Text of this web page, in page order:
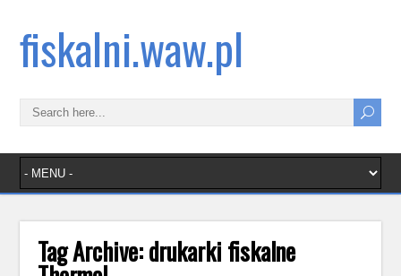
fiskalni.waw.pl
Tag Archive:drukarki fiskalne